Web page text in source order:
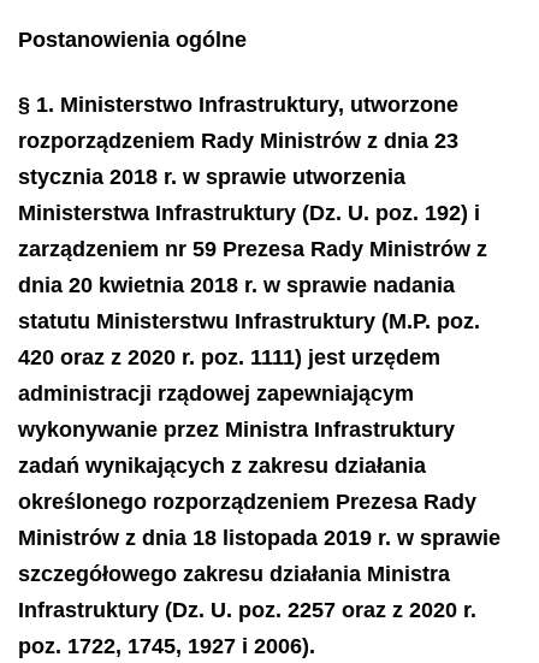
Postanowienia ogólne
§ 1. Ministerstwo Infrastruktury, utworzone
rozporządzeniem Rady Ministrów z dnia 23
stycznia 2018 r. w sprawie utworzenia
Ministerstwa Infrastruktury (Dz. U. poz. 192) i
zarządzeniem nr 59 Prezesa Rady Ministrów z
dnia 20 kwietnia 2018 r. w sprawie nadania
statutu Ministerstwu Infrastruktury (M.P. poz.
420 oraz z 2020 r. poz. 1111) jest urzędem
administracji rządowej zapewniającym
wykonywanie przez Ministra Infrastruktury
zadań wynikających z zakresu działania
określonego rozporządzeniem Prezesa Rady
Ministrów z dnia 18 listopada 2019 r. w sprawie
szczegółowego zakresu działania Ministra
Infrastruktury (Dz. U. poz. 2257 oraz z 2020 r.
poz. 1722, 1745, 1927 i 2006).